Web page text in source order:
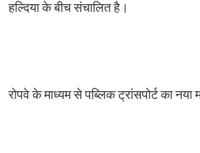
हल्दिया के बीच संचालित है।
रोपवे के माध्यम से पब्लिक ट्रांसपोर्ट का नया